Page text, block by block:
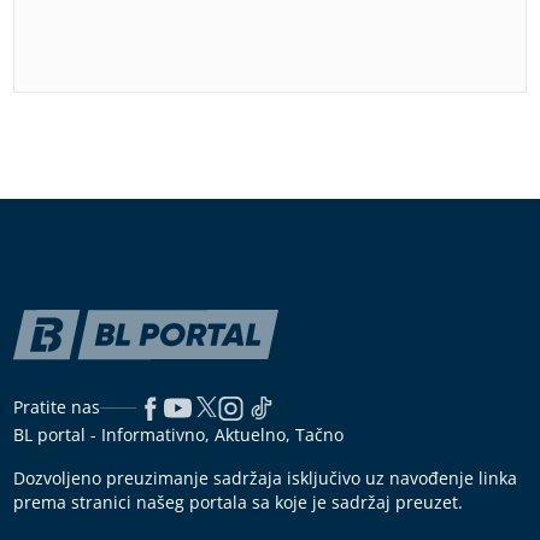
Pratite nas
BL portal - Informativno, Aktuelno, Tačno
Dozvoljeno preuzimanje sadržaja isključivo uz navođenje linka
prema stranici našeg portala sa koje je sadržaj preuzet.